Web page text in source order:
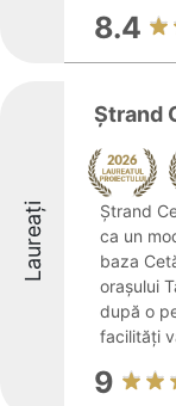
8.4
Laureați
Ștrand
Ștrand
ca un
baza
orașului
după o
facilități
9